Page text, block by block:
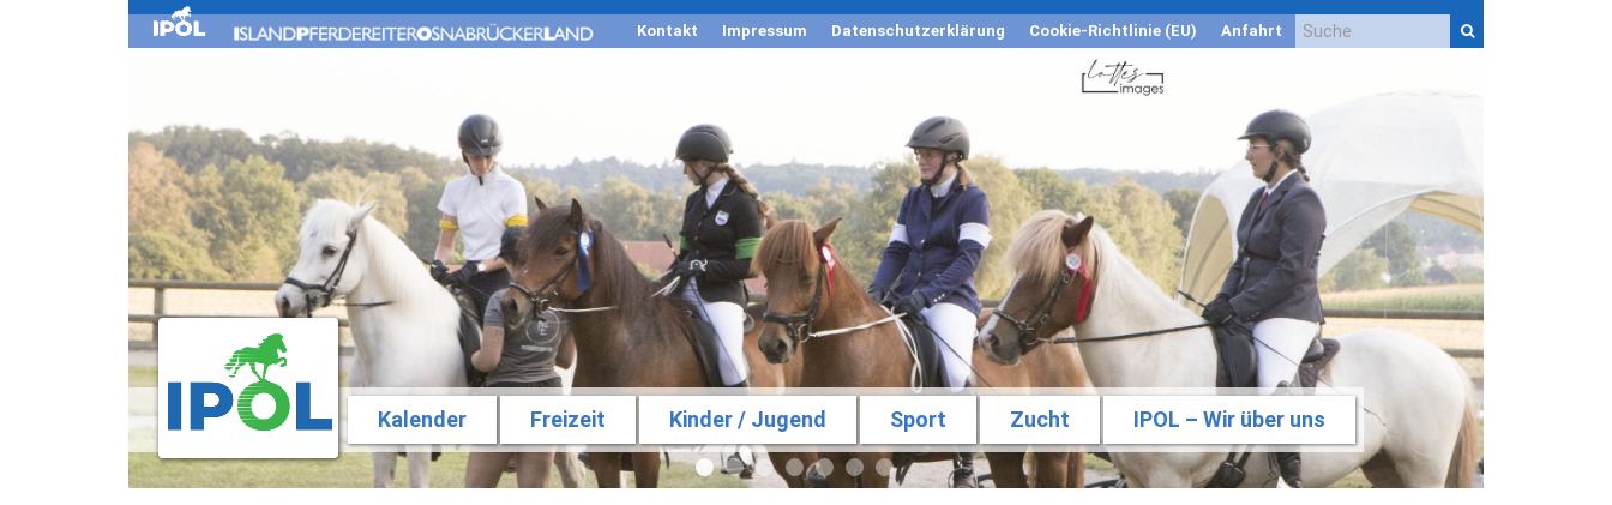
Kontakt Impressum Datenschutzerklärung Cookie-Richtlinie (EU) Anfahrt
0 1 2 3 4 5 6
Kalender Freizeit Kinder / Jugend Sport Zucht IPOL – Wir über uns